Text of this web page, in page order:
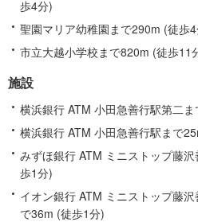
歩4分)
聖園マリア幼稚園まで290m (徒歩
市立大越小学校まで820m (徒歩11
施設
横浜銀行 ATM 小田急善行駅第二
横浜銀行 ATM 小田急善行駅まで
みずほ銀行 ATM ミニストップ藤
歩1分)
イオン銀行 ATM ミニストップ藤
で36m (徒歩1分)